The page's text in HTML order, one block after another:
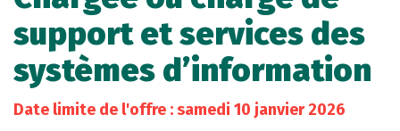
support et services des
systèmes d’information
Date limite de l'offre : samedi 10 janvier 2026